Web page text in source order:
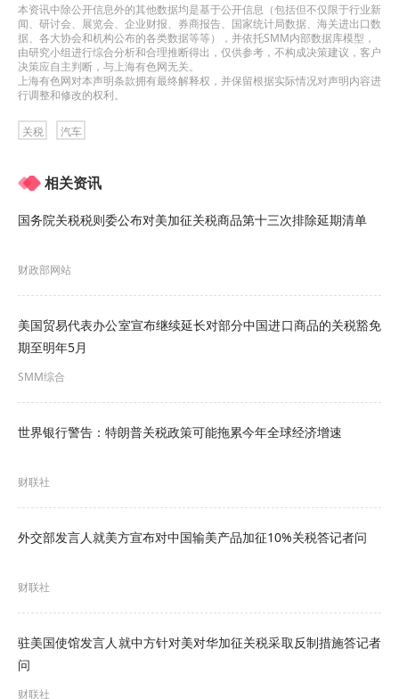
本次系列贸易调查由美国半挂车制造商联盟发起，
联盟成员企业包括美国半挂车生产企业Great
Dane、Stoughton Trailers、Wabash National
Corporation等。
（Robert E. DeFrancesco）表示：“此次裁决是美
国制造业以及全美各地数千名半挂车产业工人的重
土产业创造公平竞争的市场环境。”
本资讯中除公开信息外的其他数据均是基于公开信息（包括但不仅限于行业新
闻、研讨会、展览会、企业财报、券商报告、国家统计局数据、海关进出口数
据、各大协会和机构公布的各类数据等等），并依托SMM内部数据库模型，
由研究小组进行综合分析和合理推断得出，仅供参考，不构成决策建议，客户
决策应自主判断，与上海有色网无关。
上海有色网对本声明条款拥有最终解释权，并保留根据实际情况对声明内容进
行调整和修改的权利。
关税 汽车
相关资讯
国务院关税税则委公布对美加征关税商品第十三次排除延期清单
财政部网站
美国贸易代表办公室宣布继续延长对部分中国进口商品的关税豁免
期至明年5月
SMM综合
世界银行警告：特朗普关税政策可能拖累今年全球经济增速
财联社
外交部发言人就美方宣布对中国输美产品加征10%关税答记者问
财联社
驻美国使馆发言人就中方针对美对华加征关税采取反制措施答记者
问
财联社